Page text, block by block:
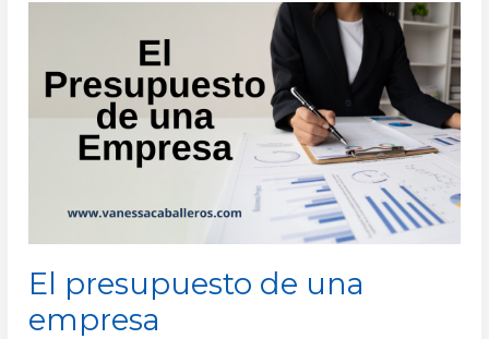
El presupuesto de una
empresa
una